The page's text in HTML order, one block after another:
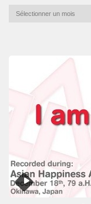
Archives